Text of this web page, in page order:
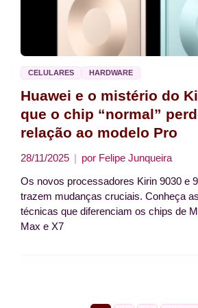
CELULARES HARDWARE
Huawei e o mistério do
que o chip “normal”
relação ao modelo Pro
28/11/2025 por Felipe Junqueira
Os novos processadores Kirin 9030 e
trazem mudanças cruciais. Conheça
técnicas que diferenciam os chips de
Max e X7